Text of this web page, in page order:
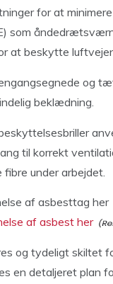
for at
som
at beskytte
og
beklædning.
til korrekt
under arbejdet.
af asbesttag her
af asbest her
og tydeligt skiltet
en detaljeret plan